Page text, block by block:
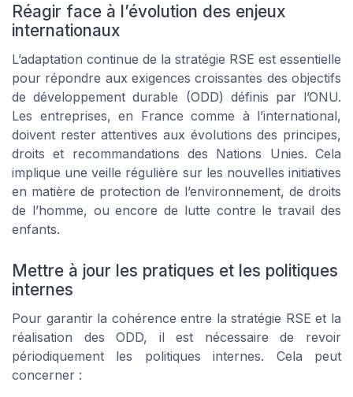
Réagir face à l’évolution des enjeux
internationaux
L’adaptation continue de la stratégie RSE est essentielle
pour répondre aux exigences croissantes des objectifs
de développement durable (ODD) définis par l’ONU.
Les entreprises, en France comme à l’international,
doivent rester attentives aux évolutions des principes,
droits et recommandations des Nations Unies. Cela
implique une veille régulière sur les nouvelles initiatives
en matière de protection de l’environnement, de droits
de l’homme, ou encore de lutte contre le travail des
enfants.
Mettre à jour les pratiques et les politiques
internes
Pour garantir la cohérence entre la stratégie RSE et la
réalisation des ODD, il est nécessaire de revoir
périodiquement les politiques internes. Cela peut
concerner :